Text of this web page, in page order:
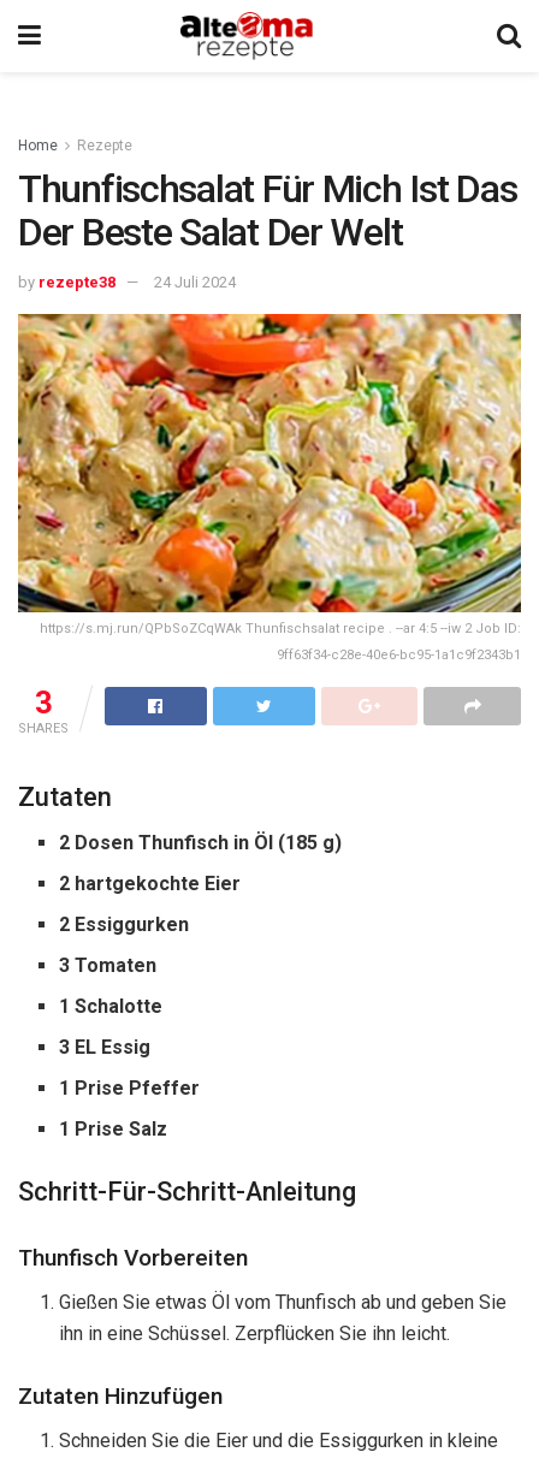
Home Rezepte
Thunfischsalat Für Mich Ist Das
Der Beste Salat Der Welt
by rezepte38 24 Juli 2024
https://s.mj.run/QPbSoZCqWAk Thunfischsalat recipe . --ar 4:5 --iw 2 Job ID:
9ff63f34-c28e-40e6-bc95-1a1c9f2343b1
3
SHARES
Zutaten
2 Dosen Thunfisch in Öl (185 g)
2 hartgekochte Eier
2 Essiggurken
3 Tomaten
1 Schalotte
3 EL Essig
1 Prise Pfeffer
1 Prise Salz
Schritt-Für-Schritt-Anleitung
Thunfisch Vorbereiten
Gießen Sie etwas Öl vom Thunfisch ab und geben Sie
ihn in eine Schüssel. Zerpflücken Sie ihn leicht.
Zutaten Hinzufügen
Schneiden Sie die Eier und die Essiggurken in kleine